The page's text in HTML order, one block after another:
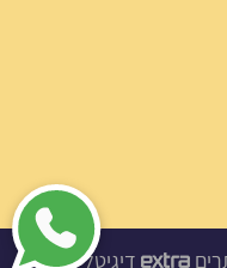
דיגיטל